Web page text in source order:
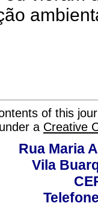
of this
under a Creative
Rua Maria
Vila